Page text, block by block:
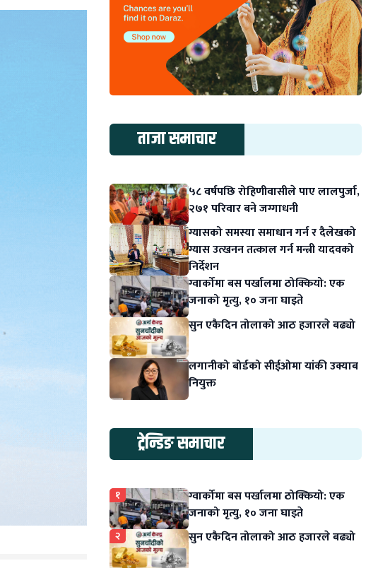
ताजा समाचार
५८ वर्षपछि रोहिणीवासीले पाए लालपुर्जा,
२७१ परिवार बने जग्गाधनी
ग्यासको समस्या समाधान गर्न र दैलेखको
ग्यास उत्खनन तत्काल गर्न मन्त्री यादवको
निर्देशन
ग्वार्कोमा बस पर्खालमा ठोक्कियो: एक
जनाको मृत्यु, १० जना घाइते
सुन एकैदिन तोलाको आठ हजारले बढ्यो
लगानीको बोर्डको सीईओमा यांकी उक्याब
नियुक्त
ट्रेन्डिङ समाचार
१
ग्वार्कोमा बस पर्खालमा ठोक्कियो: एक
जनाको मृत्यु, १० जना घाइते
२ सुन एकैदिन तोलाको आठ हजारले बढ्यो